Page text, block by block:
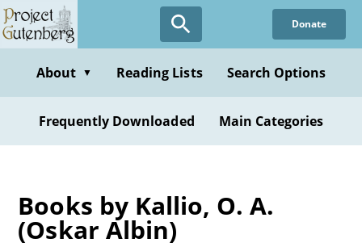
Skip
to
content
Donate
About ▼ Reading Lists Search Options
Frequently Downloaded Main Categories
Books by Kallio, O. A.
(Oskar Albin)